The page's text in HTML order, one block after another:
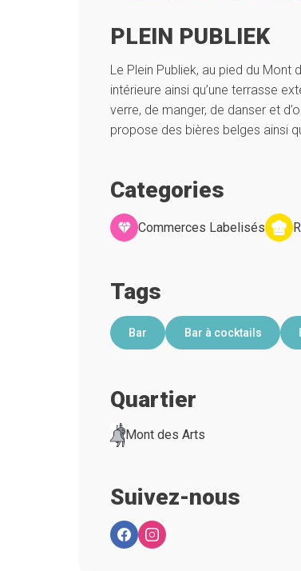
PLEIN PUBLIEK
Le Plein Publiek, au pied du Mont
intérieure ainsi qu’une terrasse
verre, de manger, de danser et
propose des bières belges ainsi
Categories
Commerces Labelisés
Tags
Bar Bar à cocktails
Quartier
Mont des Arts
Suivez-nous